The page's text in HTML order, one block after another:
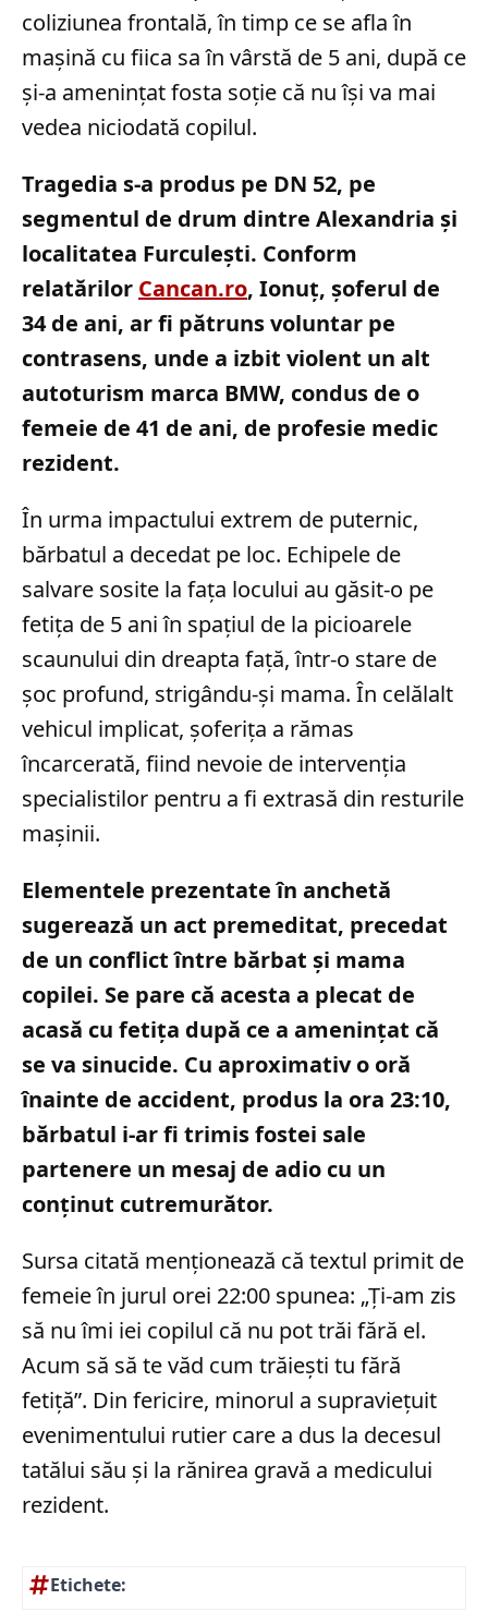
coliziunea frontală, în timp ce se afla în
mașină cu fiica sa în vârstă de 5 ani, după ce
și-a amenințat fosta soție că nu își va mai
vedea niciodată copilul.
Tragedia s-a produs pe DN 52, pe
segmentul de drum dintre Alexandria și
localitatea Furculești. Conform
relatărilor Cancan.ro, Ionuț, șoferul de
34 de ani, ar fi pătruns voluntar pe
contrasens, unde a izbit violent un alt
autoturism marca BMW, condus de o
femeie de 41 de ani, de profesie medic
rezident.
În urma impactului extrem de puternic,
bărbatul a decedat pe loc. Echipele de
salvare sosite la fața locului au găsit-o pe
fetița de 5 ani în spațiul de la picioarele
scaunului din dreapta față, într-o stare de
șoc profund, strigându-și mama. În celălalt
vehicul implicat, șoferița a rămas
încarcerată, fiind nevoie de intervenția
specialistilor pentru a fi extrasă din resturile
mașinii.
Elementele prezentate în anchetă
sugerează un act premeditat, precedat
de un conflict între bărbat și mama
copilei. Se pare că acesta a plecat de
acasă cu fetița după ce a amenințat că
se va sinucide. Cu aproximativ o oră
înainte de accident, produs la ora 23:10,
bărbatul i-ar fi trimis fostei sale
partenere un mesaj de adio cu un
conținut cutremurător.
Sursa citată menționează că textul primit de
femeie în jurul orei 22:00 spunea: „Ți-am zis
să nu îmi iei copilul că nu pot trăi fără el.
Acum să să te văd cum trăiești tu fără
fetiță”. Din fericire, minorul a supraviețuit
evenimentului rutier care a dus la decesul
tatălui său și la rănirea gravă a medicului
rezident.
Etichete: